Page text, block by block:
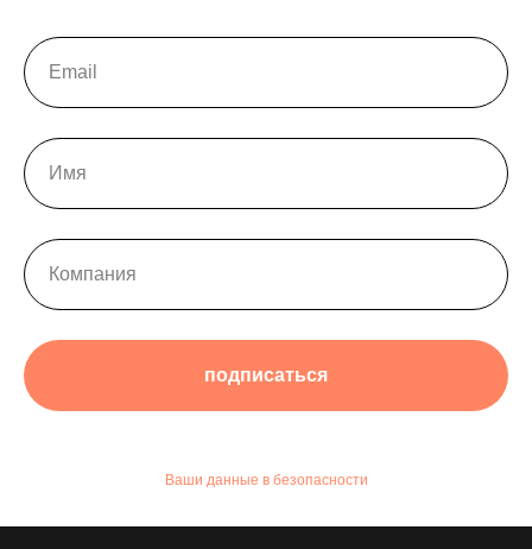
подписаться
Ваши данные в безопасности